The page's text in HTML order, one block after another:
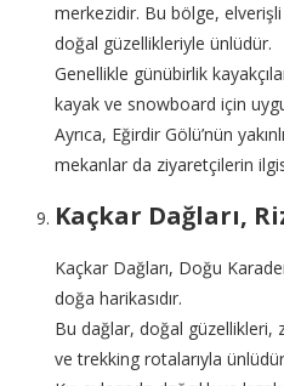
merkezidir. Bu bölge,
doğal güzellikleriyle ünlüdür.
Genellikle günübirlik
kayak ve snowboard için
Ayrıca, Eğirdir Gölü’nün
mekanlar da ziyaretçilerin
Kaçkar Dağları,
Kaçkar Dağları, Doğu
doğa harikasıdır.
Bu dağlar, doğal güzellikleri,
ve trekking rotalarıyla